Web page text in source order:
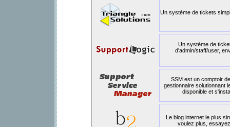
Un système de tickets
Un système de
d'admin/staff/user,
SSM est un comptoir
gestionnaire solutionnant
disponible et
Le blog internet le plus
voulez plus,